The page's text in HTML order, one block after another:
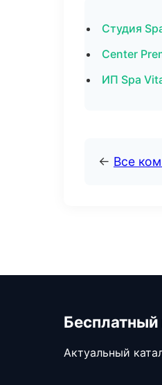
Студия
Center
ИП Spa
← Все
Бесплатный
Актуальный